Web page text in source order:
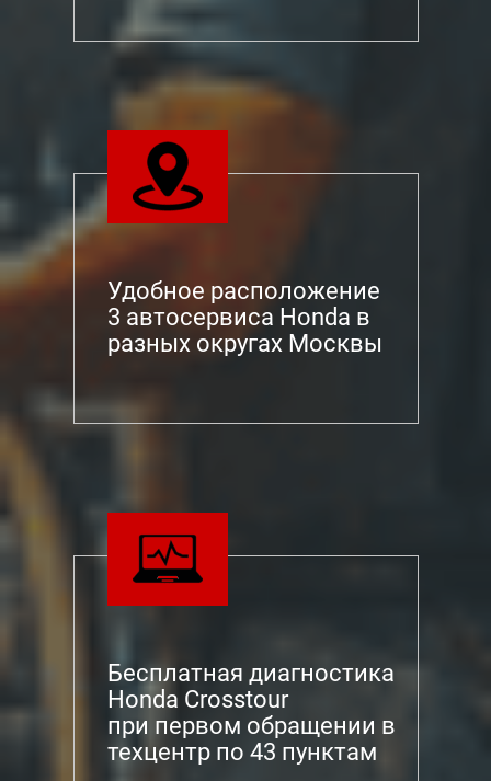
Удобное расположение
3 автосервиса Honda в
разных округах Москвы
Бесплатная диагностика
Honda Crosstour
при первом обращении в
техцентр по 43 пунктам